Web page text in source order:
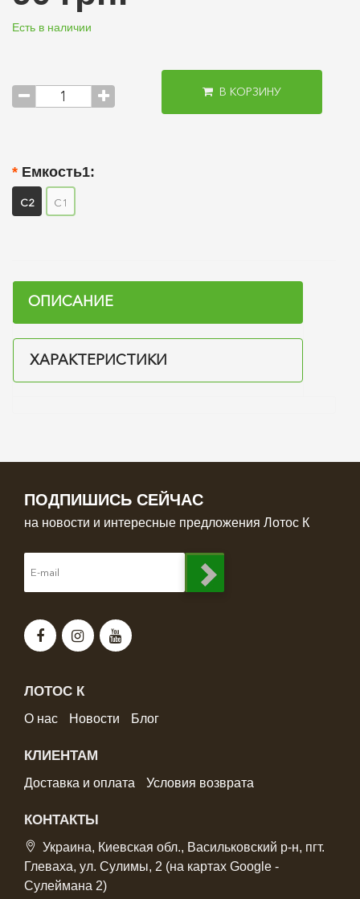
Есть в наличии
В КОРЗИНУ
Емкость1:
С2 С1
ОПИСАНИЕ
ХАРАКТЕРИСТИКИ
ПОДПИШИСЬ СЕЙЧАС
на новости и интересные предложения Лотос К
ЛОТОС К
О нас Новости Блог
КЛИЕНТАМ
Доставка и оплата Условия возврата
КОНТАКТЫ
Украина, Киевская обл., Васильковский р-н, пгт.
Глеваха, ул. Сулимы, 2 (на картах Google -
Сулеймана 2)